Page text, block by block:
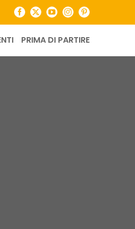
Facebook
X YouTubeInstagramPinterest
PRIMA DI PARTIRE